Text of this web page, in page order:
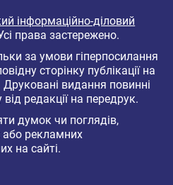
інформаційно-діловий
права застережено.
за умови гіперпосилання
сторінку публікації на
Друковані видання повинні
редакції на передрук.
думок чи поглядів,
або рекламних
на сайті.